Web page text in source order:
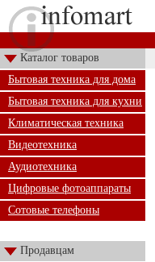
Каталог товаров
Бытовая техника для дома
Бытовая техника для кухни
Климатическая техника
Видеотехника
Аудиотехника
Цифровые фотоаппараты
Сотовые телефоны
Продавцам